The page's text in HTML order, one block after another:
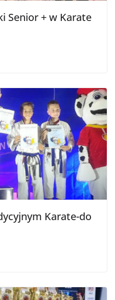
Senior + w Karate
Karate-do